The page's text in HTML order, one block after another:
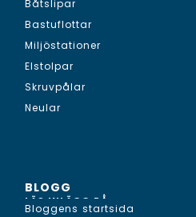
Båtslipar
Bastuflottar
Miljöstationer
Elstolpar
Skruvpålar
Neular
BLOGG
LÄS INLÄGG PÅ...
Bloggens startsida